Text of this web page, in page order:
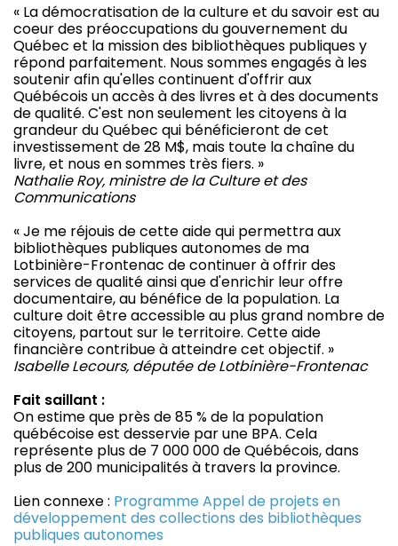
« La démocratisation de la culture et du savoir est au
coeur des préoccupations du gouvernement du
Québec et la mission des bibliothèques publiques y
répond parfaitement. Nous sommes engagés à les
soutenir afin qu'elles continuent d'offrir aux
Québécois un accès à des livres et à des documents
de qualité. C'est non seulement les citoyens à la
grandeur du Québec qui bénéficieront de cet
investissement de 28 M$, mais toute la chaîne du
livre, et nous en sommes très fiers. »
Nathalie Roy, ministre de la Culture et des
Communications
« Je me réjouis de cette aide qui permettra aux
bibliothèques publiques autonomes de ma
Lotbinière-Frontenac de continuer à offrir des
services de qualité ainsi que d'enrichir leur offre
documentaire, au bénéfice de la population. La
culture doit être accessible au plus grand nombre de
citoyens, partout sur le territoire. Cette aide
financière contribue à atteindre cet objectif. »
Isabelle Lecours, députée de Lotbinière-Frontenac
Fait saillant :
On estime que près de 85 % de la population
québécoise est desservie par une BPA. Cela
représente plus de 7 000 000 de Québécois, dans
plus de 200 municipalités à travers la province.
Lien connexe : Programme Appel de projets en
développement des collections des bibliothèques
publiques autonomes